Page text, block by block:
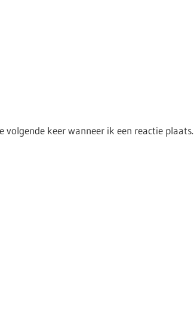
volgende keer wanneer ik een reactie plaats.